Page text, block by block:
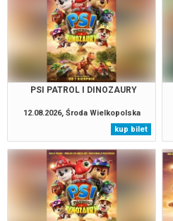
PSI PATROL I DINOZAURY
12.08.2026, Środa Wielkopolska
kup bilet